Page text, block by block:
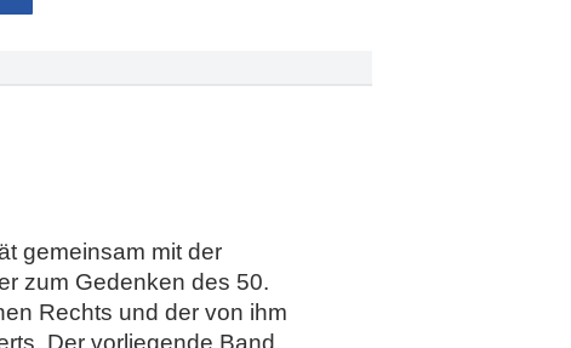
gemeinsam mit der
zum Gedenken des 50.
Rechts und der von ihm
Der vorliegende Band